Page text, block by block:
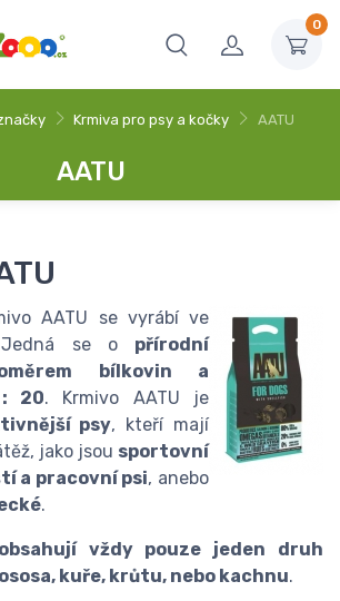
0
Krmiva pro psy a kočky AATU
AATU
AATU se vyrábí ve
Jedná se o přírodní
bílkovin a
20. Krmivo AATU je
psy, kteří mají
jako jsou sportovní
a pracovní psi, anebo
.
obsahují vždy pouze jeden druh
kuře, krůtu, nebo kachnu.